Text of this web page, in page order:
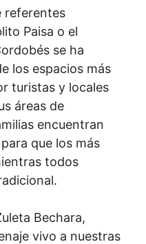
referentes
Paisa o el
se ha
los espacios más
turistas y locales
áreas de
encuentran
que los más
todos
Bechara,
vivo a nuestras